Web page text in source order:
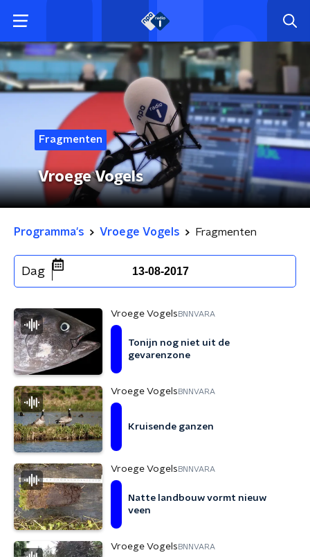
Fragmenten
Vroege Vogels
Programma's Vroege Vogels Fragmenten
Dag 13-08-2017
Vroege Vogels BNNVARA
Tonijn nog niet uit de
gevarenzone
Vroege Vogels BNNVARA
Kruisende ganzen
Vroege Vogels BNNVARA
Natte landbouw vormt nieuw
veen
Vroege Vogels BNNVARA